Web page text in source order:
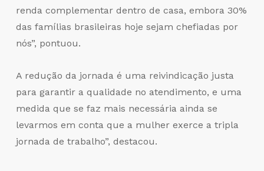
renda complementar dentro de casa, embora 30%
das famílias brasileiras hoje sejam chefiadas por
nós”, pontuou.
A redução da jornada é uma reivindicação justa
para garantir a qualidade no atendimento, e uma
medida que se faz mais necessária ainda se
levarmos em conta que a mulher exerce a tripla
jornada de trabalho”, destacou.